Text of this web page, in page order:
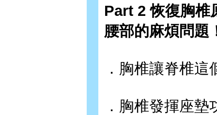
Part 2 恢復胸椎
腰部的麻煩問題
．胸椎讓脊椎
．胸椎發揮座